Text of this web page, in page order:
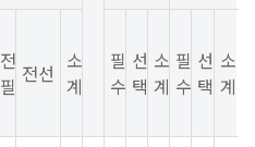
전
필 전선 소
계
필
수
선
택
소
계
필
수
선
택
소
계